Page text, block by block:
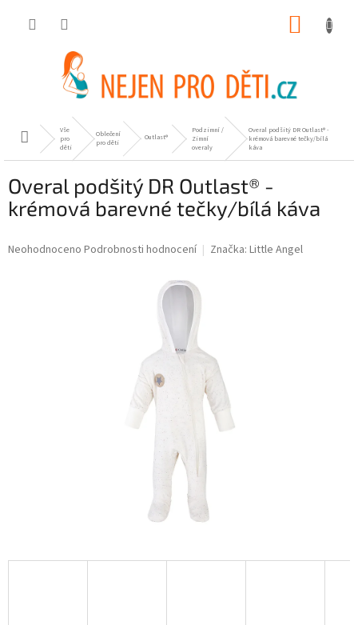
Domů
Vše
pro
děti
Oblečení
pro děti
Outlast®
Podzimní /
Zimní
overaly
Overal podšitý DR Outlast® -
krémová barevné tečky/bílá
káva
Overal podšitý DR Outlast® -
krémová barevné tečky/bílá káva
Průměrné
Neohodnoceno Podrobnosti hodnocení Značka: Little Angel